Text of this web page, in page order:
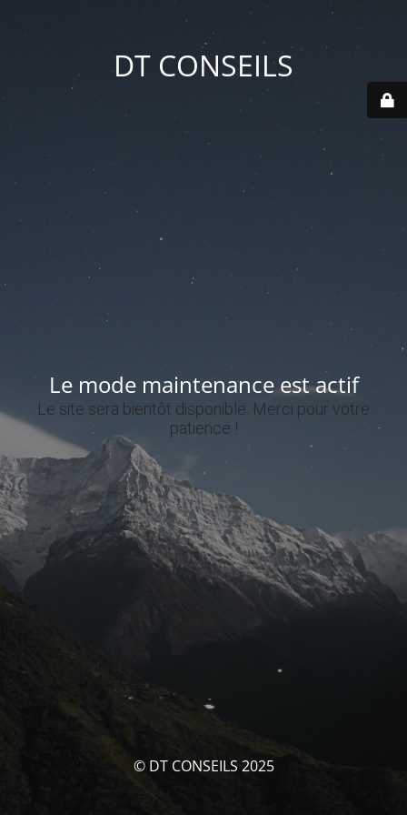
DT CONSEILS
Le mode maintenance est actif
Le site sera bientôt disponible. Merci pour votre
patience !
© DT CONSEILS 2025